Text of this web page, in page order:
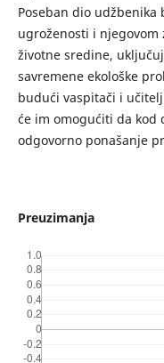
Poseban dio
ugroženosti i njegovom
životne sredine,
savremene ekološke
budući vaspitači i
će im omogućiti da kod
odgovorno ponašanje
Preuzimanja